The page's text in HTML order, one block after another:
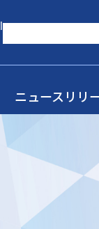
ニュースリリ